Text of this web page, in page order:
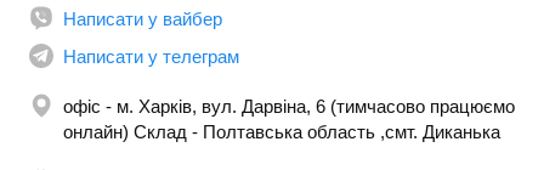
+380738110252
Написати у вайбер
Написати у телеграм
офіс - м. Харків, вул. Дарвіна, 6 (тимчасово працюємо
онлайн) Склад - Полтавська область ,смт. Диканька